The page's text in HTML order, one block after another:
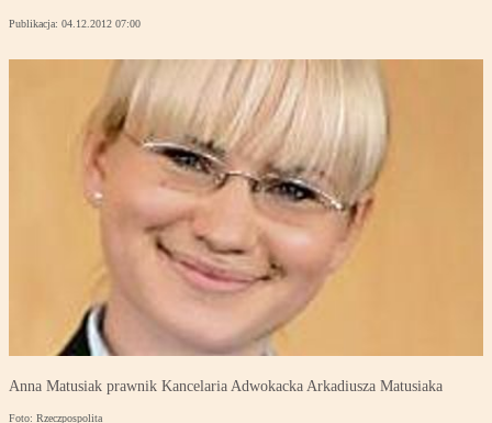
Publikacja: 04.12.2012 07:00
Anna Matusiak prawnik Kancelaria Adwokacka Arkadiusza Matusiaka
Foto: Rzeczpospolita